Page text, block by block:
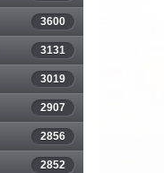
3600
3131
3019
2907
2856
2852